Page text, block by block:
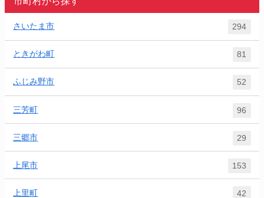
さいたま市 294
ときがわ町 81
ふじみ野市 52
三芳町 96
三郷市 29
上尾市 153
上里町 42